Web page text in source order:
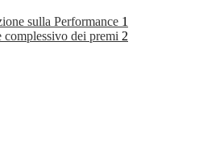
sulla Performance 1
complessivo dei premi 2